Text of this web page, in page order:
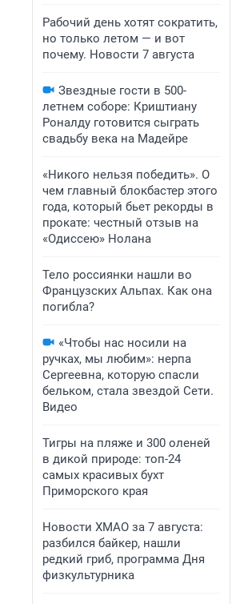
Рабочий день хотят сократить,
но только летом — и вот
почему. Новости 7 августа
Звездные гости в 500-
летнем соборе: Криштиану
Роналду готовится сыграть
свадьбу века на Мадейре
«Никого нельзя победить». О
чем главный блокбастер этого
года, который бьет рекорды в
прокате: честный отзыв на
«Одиссею» Нолана
Тело россиянки нашли во
Французских Альпах. Как она
погибла?
«Чтобы нас носили на
ручках, мы любим»: нерпа
Сергеевна, которую спасли
бельком, стала звездой Сети.
Видео
Тигры на пляже и 300 оленей
в дикой природе: топ-24
самых красивых бухт
Приморского края
Новости ХМАО за 7 августа:
разбился байкер, нашли
редкий гриб, программа Дня
физкультурника